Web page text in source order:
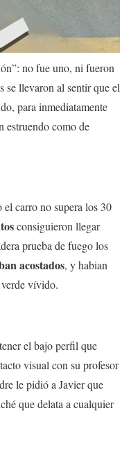
no fue uno, ni fueron
se llevaron al sentir que el
para inmediatamente
estruendo como de
carro no supera los 30
consiguieron llegar
prueba de fuego los
acostados, y habian
vívido.
el bajo perfil que
visual con su profesor
le pidió a Javier que
que delata a cualquier